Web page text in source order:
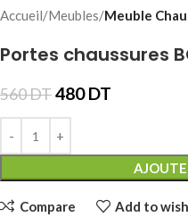
Accueil Meubles Meuble
Portes chaussures
560DT480DT
Compare Add to